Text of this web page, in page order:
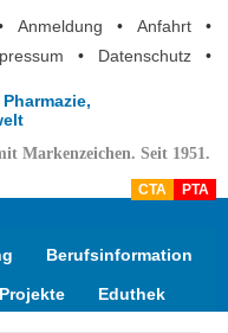
Anmeldung • Anfahrt
•
• Datenschutz •
Markenzeichen. Seit 1951.
CTA PTA
Berufsinformation
Projekte Eduthek